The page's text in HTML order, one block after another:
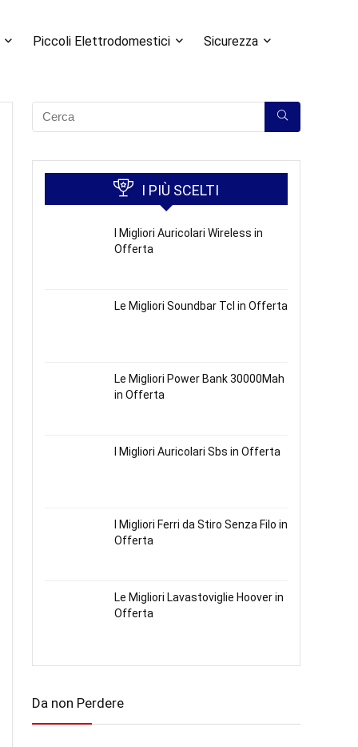
Piccoli Elettrodomestici Sicurezza
I PIÙ SCELTI
I Migliori Auricolari Wireless in
Offerta
Le Migliori Soundbar Tcl in Offerta
Le Migliori Power Bank 30000Mah
in Offerta
I Migliori Auricolari Sbs in Offerta
I Migliori Ferri da Stiro Senza Filo in
Offerta
Le Migliori Lavastoviglie Hoover in
Offerta
Da non Perdere